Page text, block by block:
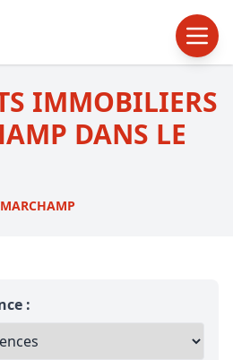
IMMOBILIERS
DANS LE
MARCHAMP
: